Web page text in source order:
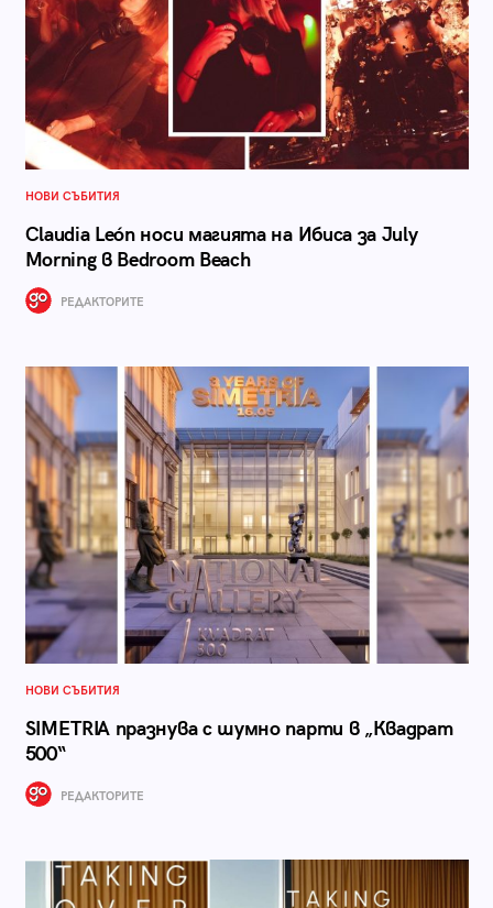
НОВИ СЪБИТИЯ
Claudia León носи магията на Ибиса за July
Morning в Bedroom Beach
РЕДАКТОРИТЕ
НОВИ СЪБИТИЯ
SIMETRIA празнува с шумно парти в „Квадрат
500“
РЕДАКТОРИТЕ